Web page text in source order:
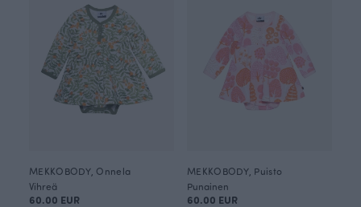
MEKKOBODY, Onnela
Vihreä
60.00 EUR
MEKKOBODY, Puisto
Punainen
60.00 EUR